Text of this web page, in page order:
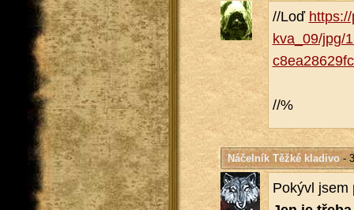
//Loď
kva_​09/​jpg/​
//%
Náčelník Těžké kladivo-
Po­ký­vl